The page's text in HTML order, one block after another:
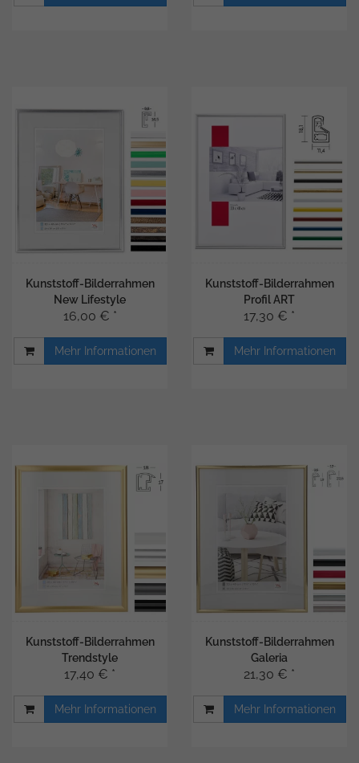
Kunststoff-Bilderrahmen
New Lifestyle
16,00 € *
Mehr Informationen
Kunststoff-Bilderrahmen
Profil ART
17,30 € *
Mehr Informationen
Kunststoff-Bilderrahmen
Trendstyle
17,40 € *
Mehr Informationen
Kunststoff-Bilderrahmen
Galeria
21,30 € *
Mehr Informationen